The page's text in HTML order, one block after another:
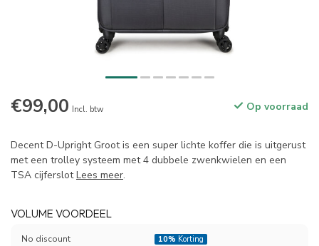
€99,00 Incl. btw Op voorraad
Decent D-Upright Groot is een super lichte koffer die is uitgerust
met een trolley systeem met 4 dubbele zwenkwielen en een
TSA cijferslotLees meer.
VOLUME VOORDEEL
No discount 10% Korting